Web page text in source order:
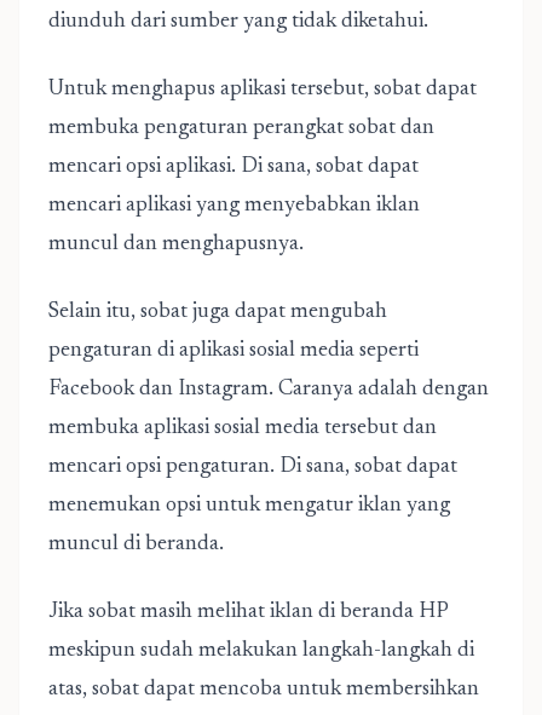
diunduh dari sumber yang tidak diketahui.
Untuk menghapus aplikasi tersebut, sobat dapat
membuka pengaturan perangkat sobat dan
mencari opsi aplikasi. Di sana, sobat dapat
mencari aplikasi yang menyebabkan iklan
muncul dan menghapusnya.
Selain itu, sobat juga dapat mengubah
pengaturan di aplikasi sosial media seperti
Facebook dan Instagram. Caranya adalah dengan
membuka aplikasi sosial media tersebut dan
mencari opsi pengaturan. Di sana, sobat dapat
menemukan opsi untuk mengatur iklan yang
muncul di beranda.
Jika sobat masih melihat iklan di beranda HP
meskipun sudah melakukan langkah-langkah di
atas, sobat dapat mencoba untuk membersihkan